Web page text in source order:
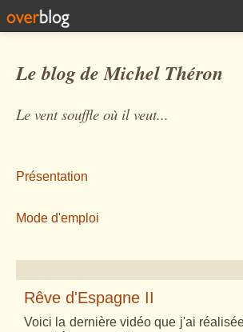
Le blog de Michel Théron
Le vent souffle où il veut...
Présentation
Mode d'emploi
Rêve d'Espagne II
Voici la dernière vidéo que j'ai